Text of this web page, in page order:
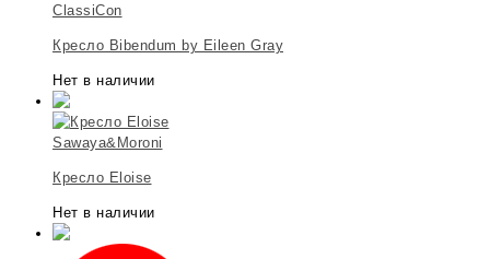
ClassiCon
Кресло Bibendum by Eileen Gray
Нет в наличии
Sawaya&Moroni
Кресло Eloise
Нет в наличии